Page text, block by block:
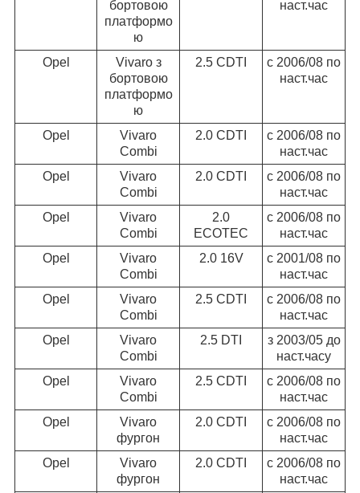
бортовою
платформо
ю
наст.час
Opel
Vivaro з
бортовою
платформо
ю
2.5 CDTI
c 2006/08 по
наст.час
Opel
Vivaro
Combi
2.0 CDTI
c 2006/08 по
наст.час
Opel
Vivaro
Combi
2.0 CDTI
c 2006/08 по
наст.час
Opel
Vivaro
Combi
2.0
ECOTEC
c 2006/08 по
наст.час
Opel
Vivaro
Combi
2.0 16V
c 2001/08 по
наст.час
Opel
Vivaro
Combi
2.5 CDTI
c 2006/08 по
наст.час
Opel
Vivaro
Combi
2.5 DTI
з 2003/05 до
наст.часу
Opel
Vivaro
Combi
2.5 CDTI
c 2006/08 по
наст.час
Opel
Vivaro
фургон
2.0 CDTI
c 2006/08 по
наст.час
Opel
Vivaro
фургон
2.0 CDTI
c 2006/08 по
наст.час